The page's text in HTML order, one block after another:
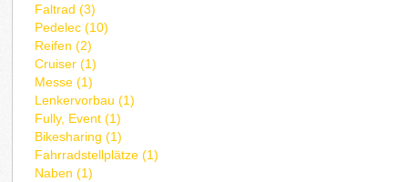
Faltrad (3)
Pedelec (10)
Reifen (2)
Cruiser (1)
Messe (1)
Lenkervorbau (1)
Fully, Event (1)
Bikesharing (1)
Fahrradstellplätze (1)
Naben (1)